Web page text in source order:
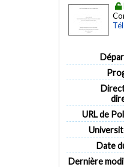
URL de
Date
Dernière